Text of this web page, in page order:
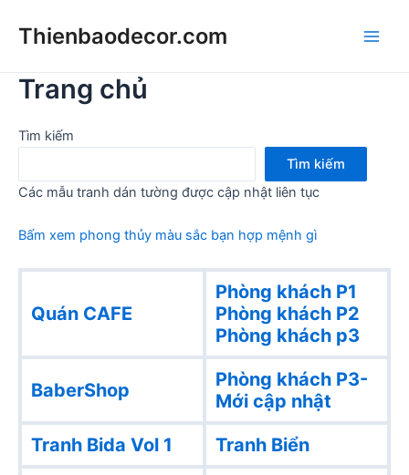
Thienbaodecor.com
Trang chủ
Tìm kiếm
Tìm kiếm
Các mẫu tranh dán tường được cập nhật liên tục
Bấm xem phong thủy màu sắc bạn hợp mệnh gì
Quán CAFE
Phòng khách P1
Phòng khách P2
Phòng khách p3
BaberShop
Phòng khách P3-
Mới cập nhật
Tranh Bida Vol 1
Tranh Biển